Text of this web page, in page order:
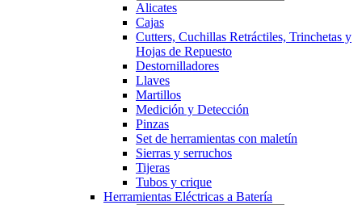
Alicates
Cajas
Cutters, Cuchillas Retráctiles, Trinchetas y
Hojas de Repuesto
Destornilladores
Llaves
Martillos
Medición y Detección
Pinzas
Set de herramientas con maletín
Sierras y serruchos
Tijeras
Tubos y crique
Herramientas Eléctricas a Batería